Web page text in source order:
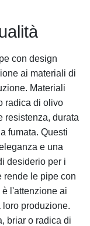
con design
ai materiali di
Materiali
radica di olivo
resistenza, durata
fumata. Questi
e una
desiderio per i
rende le pipe con
l'attenzione ai
produzione.
briar o radica di